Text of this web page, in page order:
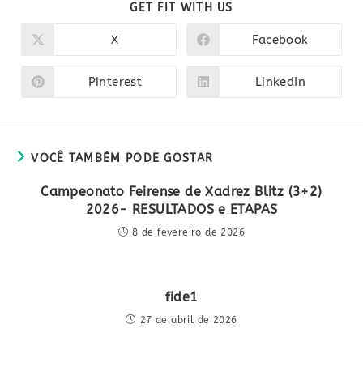
GET FIT WITH US
Abre
nova
janela
X
Abre
nova
janela
Facebook
Abre
Pinterest
Abre
LinkedIn
VOCÊ TAMBÉM PODE GOSTAR
Campeonato Feirense de Xadrez Blitz (3+2)
2026- RESULTADOS e ETAPAS
8 de fevereiro de 2026
fide1
27 de abril de 2026